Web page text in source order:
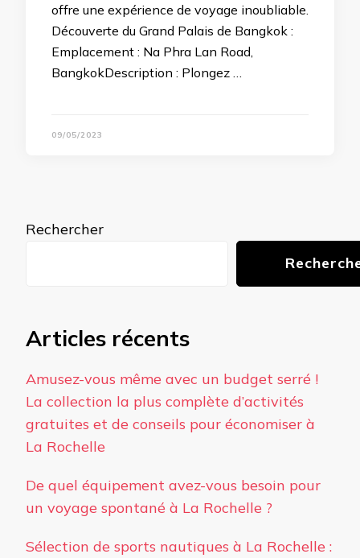
offre une expérience de voyage inoubliable.
Découverte du Grand Palais de Bangkok :
Emplacement : Na Phra Lan Road,
BangkokDescription : Plongez …
09/05/2023
Rechercher
Articles récents
Amusez-vous même avec un budget serré !
La collection la plus complète d’activités
gratuites et de conseils pour économiser à
La Rochelle
De quel équipement avez-vous besoin pour
un voyage spontané à La Rochelle ?
Sélection de sports nautiques à La Rochelle :